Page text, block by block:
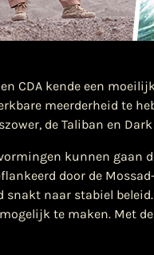
CDA kende een
meerderheid te
de Taliban en
kunnen gaan
door de
snakt naar stabiel
te maken. Met